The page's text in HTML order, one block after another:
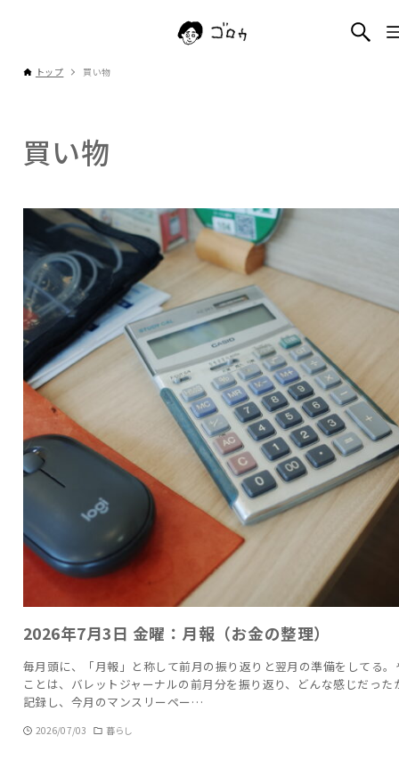
トップ 買い物
買い物
2026年7月3日 金曜：月報（お金の整理）
毎月頭に、「月報」と称して前月の振り返りと翌月の準備をしてる。
ことは、バレットジャーナルの前月分を振り返り、どんな感じだった
記録し、今月のマンスリーペー…
2026/07/03 暮らし